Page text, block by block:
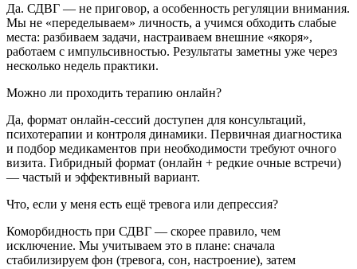
Да. СДВГ — не приговор, а особенность регуляции внимания.
Мы не «переделываем» личность, а учимся обходить слабые
места: разбиваем задачи, настраиваем внешние «якоря»,
работаем с импульсивностью. Результаты заметны уже через
несколько недель практики.
Можно ли проходить терапию онлайн?
Да, формат онлайн-сессий доступен для консультаций,
психотерапии и контроля динамики. Первичная диагностика
и подбор медикаментов при необходимости требуют очного
визита. Гибридный формат (онлайн + редкие очные встречи)
— частый и эффективный вариант.
Что, если у меня есть ещё тревога или депрессия?
Коморбидность при СДВГ — скорее правило, чем
исключение. Мы учитываем это в плане: сначала
стабилизируем фон (тревога, сон, настроение), затем